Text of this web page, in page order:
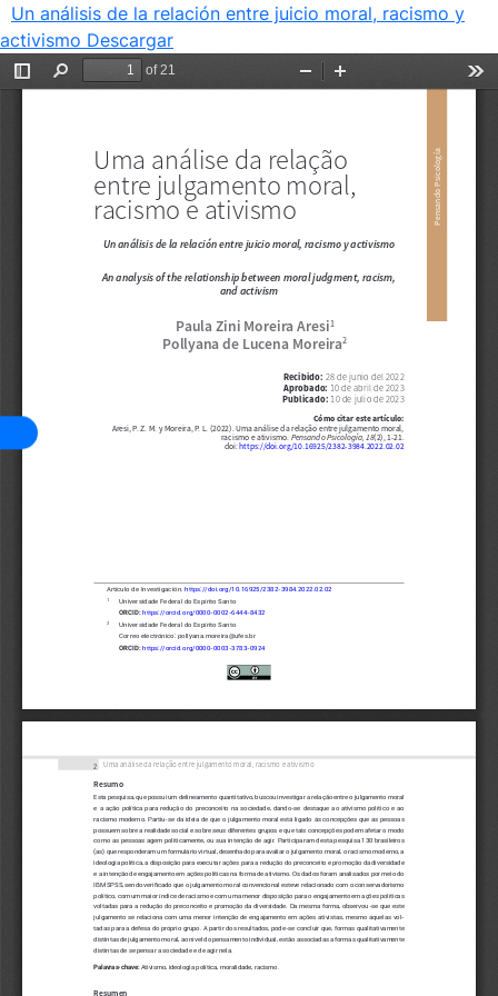
Un análisis de la relación entre juicio moral, racismo y
activismo Descargar